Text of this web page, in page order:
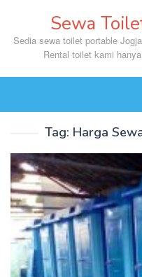
content
Sewa
Sedia sewa toilet portable
Rental toilet kami
Tag: Harga